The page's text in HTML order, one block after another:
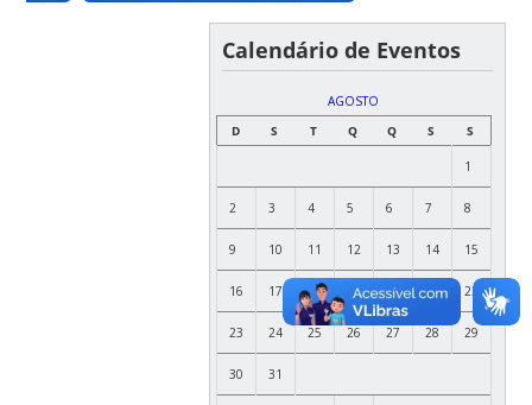
Calendário de Eventos
AGOSTO
D
S T Q Q S S
1
2 3 4 5 6 7 8
9 10 11 12 13 14 15
16 17 18 19 20 21 22
23 24 25 26 27 28 29
30 31